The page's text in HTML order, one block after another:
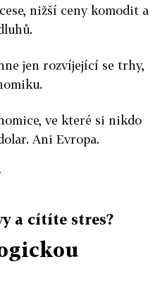
nižší ceny komodit a
jen rozvíjející se trhy,
ve které si nikdo
Ani Evropa.
a cítíte stres?